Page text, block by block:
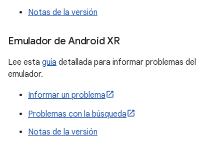
Notas de la versión
Emulador de Android XR
Lee esta guía detallada para informar problemas del
emulador.
Informar un problema
Problemas con la búsqueda
Notas de la versión